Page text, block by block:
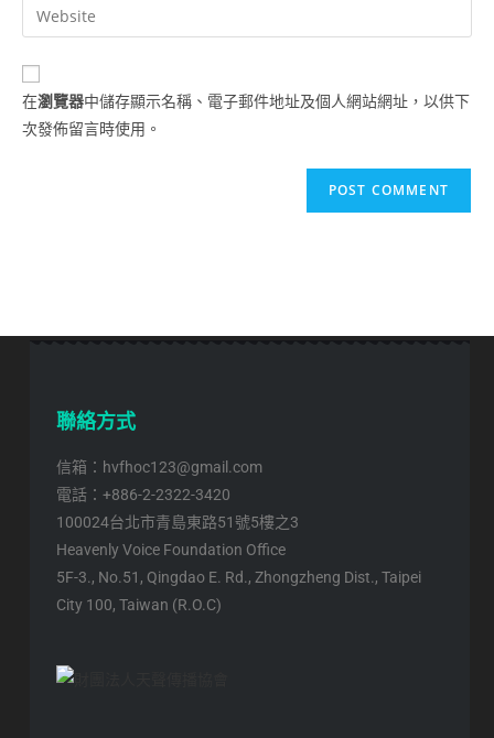
在瀏覽器中儲存顯示名稱、電子郵件地址及個人網站網址，以供下
次發佈留言時使用。
聯絡方式
信箱：hvfhoc123@gmail.com
電話：+886-2-2322-3420
100024台北市青島東路51號5樓之3
Heavenly Voice Foundation Office
5F-3., No.51, Qingdao E. Rd., Zhongzheng Dist., Taipei
City 100, Taiwan (R.O.C)